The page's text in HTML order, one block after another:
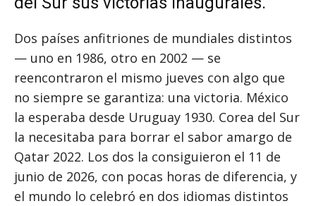
Dos países anfitriones de mundiales distintos
— uno en 1986, otro en 2002 — se
reencontraron el mismo jueves con algo que
no siempre se garantiza: una victoria. México
la esperaba desde Uruguay 1930. Corea del Sur
la necesitaba para borrar el sabor amargo de
Qatar 2022. Los dos la consiguieron el 11 de
junio de 2026, con pocas horas de diferencia, y
el mundo lo celebró en dos idiomas distintos